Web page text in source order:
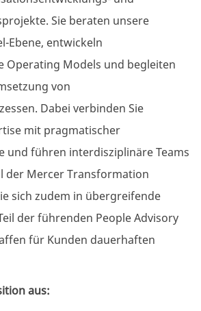
Sie beraten unsere
Ebene, entwickeln
Operating Models und begleiten
von
Dabei verbinden Sie
mit pragmatischer
und führen interdisziplinäre Teams
der Mercer Transformation
sich zudem in übergreifende
der führenden People Advisory
für Kunden dauerhaften
aus: